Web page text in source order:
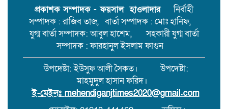
খেলাকে কেন্দ্র করে হাতুড়ি পেটায়
একজন নিহত,ঘাতক আটক
প্রকাশক সম্পাদক - ফয়সাল হাওলাদার
নির্বাহী
সম্পাদক : রাজিব তাজ, বার্তা সম্পাদক : মোঃ হানিফ,
যুগ্ম বার্তা সম্পাদক: আবুল হাশেম, সহকারী যুগ্ম বার্তা
সম্পাদক : ফারহানুল ইসলাম ফাগুন
উপদেষ্টা: ইউসুফ আলী সৈকত। উপদেষ্টা:
মাহমুদুল হাসান ফরিদ।
ই-মেইলঃ mehendiganjtimes2020@gmail.com